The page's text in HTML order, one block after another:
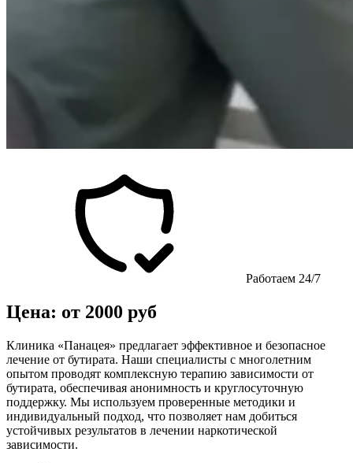
Работаем 24/7
Цена: от 2000 руб
Клиника «Панацея» предлагает эффективное и безопасное
лечение от бутирата. Наши специалисты с многолетним
опытом проводят комплексную терапию зависимости от
бутирата, обеспечивая анонимность и круглосуточную
поддержку. Мы используем проверенные методики и
индивидуальный подход, что позволяет нам добиться
устойчивых результатов в лечении наркотической
зависимости.